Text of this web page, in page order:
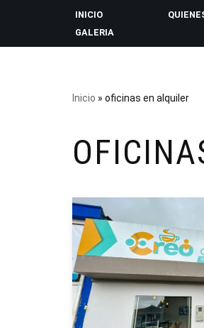
INICIO
GALERIA
Inicio » oficinas en alquiler